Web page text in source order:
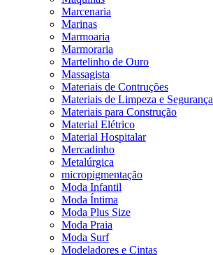
Marcenaria
Marinas
Marmoaria
Marmoraria
Martelinho de Ouro
Massagista
Materiais de Contruções
Materiais de Limpeza e Segurança
Materiais para Construção
Material Elétrico
Material Hospitalar
Mercadinho
Metalúrgica
micropigmentação
Moda Infantil
Moda Íntima
Moda Plus Size
Moda Praia
Moda Surf
Modeladores e Cintas